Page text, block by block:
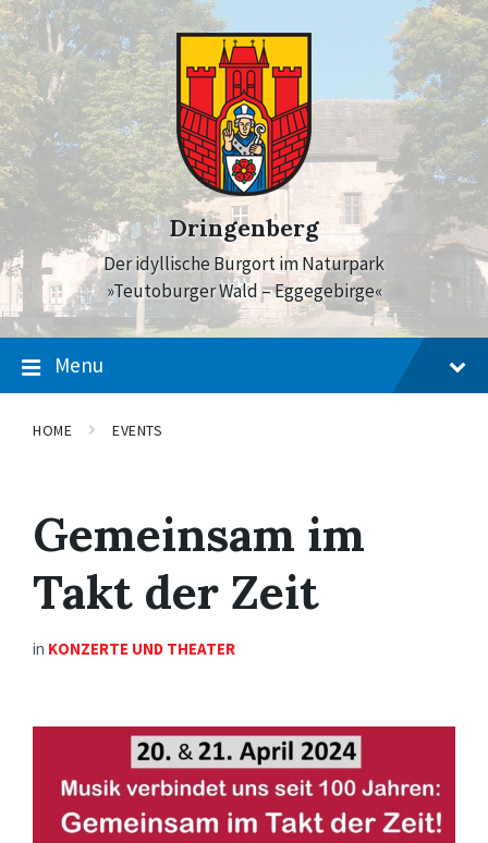
Skip
to
content
Skip
to
main
navigation
Skip
to
footer
Dringenberg
Der idyllische Burgort im Naturpark
»Teutoburger Wald – Eggegebirge«
Menu
HOME EVENTS
Gemeinsam im
Takt der Zeit
in KONZERTE UND THEATER